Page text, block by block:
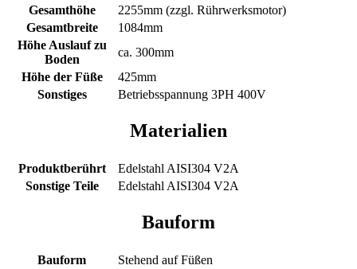
Gesamthöhe
2255mm (zzgl. Rührwerksmotor)
Gesamtbreite
1084mm
Höhe Auslauf zu
Boden
ca. 300mm
Höhe der Füße
425mm
Sonstiges
Betriebsspannung 3PH 400V
Materialien
Produktberührt
Edelstahl AISI304 V2A
Sonstige Teile
Edelstahl AISI304 V2A
Bauform
Bauform
Stehend auf Füßen